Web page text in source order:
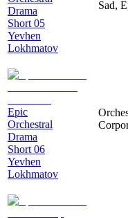
Drama
Short 05
Yevhen
Lokhmatov
Sad,
Epic
Orchestral
Drama
Short 06
Yevhen
Lokhmatov